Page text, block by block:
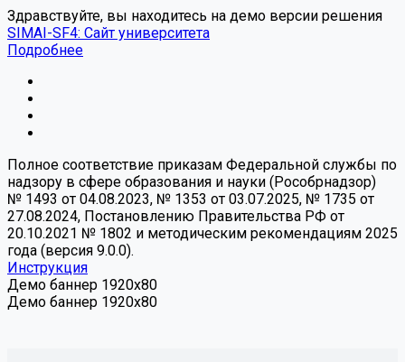
Здравствуйте, вы находитесь на демо версии решения
SIMAI-SF4: Сайт университета
Подробнее
Полное соответствие приказам Федеральной службы по
надзору в сфере образования и науки (Рособрнадзор)
№ 1493 от 04.08.2023, № 1353 от 03.07.2025, № 1735 от
27.08.2024, Постановлению Правительства РФ от
20.10.2021 № 1802 и методическим рекомендациям 2025
года (версия 9.0.0).
Инструкция
Демо баннер 1920x80
Демо баннер 1920x80